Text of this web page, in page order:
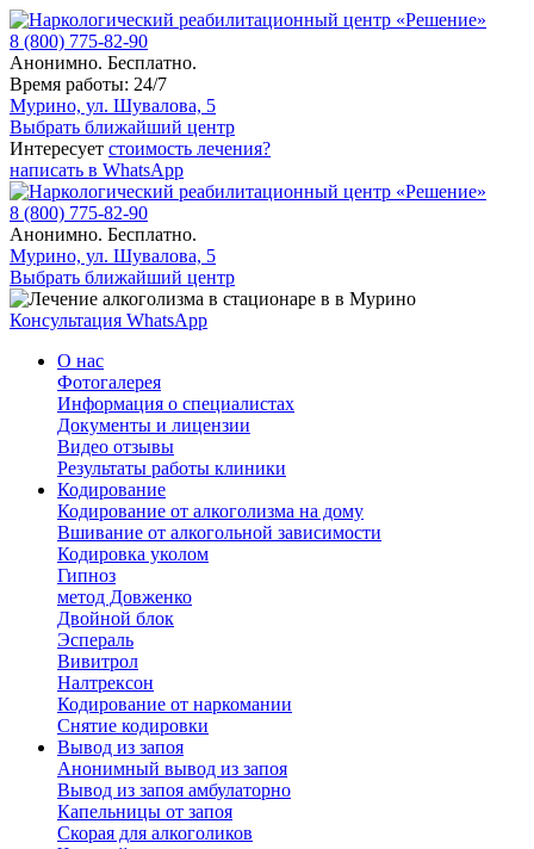
8 (800) 775-82-90
Анонимно. Бесплатно.
Время работы: 24/7
Мурино, ул. Шувалова, 5
Выбрать ближайший центр
Интересует стоимость лечения?
написать в WhatsApp
8 (800) 775-82-90
Анонимно. Бесплатно.
Мурино, ул. Шувалова, 5
Выбрать ближайший центр
Консультация WhatsApp
О нас
Фотогалерея
Информация о специалистах
Документы и лицензии
Видео отзывы
Результаты работы клиники
Кодирование
Кодирование от алкоголизма на дому
Вшивание от алкогольной зависимости
Кодировка уколом
Гипноз
метод Довженко
Двойной блок
Эспераль
Вивитрол
Налтрексон
Кодирование от наркомании
Снятие кодировки
Вывод из запоя
Анонимный вывод из запоя
Вывод из запоя амбулаторно
Капельницы от запоя
Скорая для алкоголиков